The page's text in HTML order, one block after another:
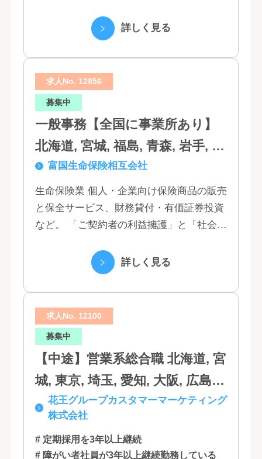
詳しく見る
求人No. 12856
募集中
一般事務【全国に事業所あり】
北海道, 宮城, 福島, 青森, 岩手, 秋
田, 山形, 東京, 神奈川, 千葉, 埼
玉, 茨城, 栃木, 群馬, 新潟, 石川,
富山, 福井, 長野, 山梨, 愛知, 静
岡, 三重, 岐阜, 大阪, 京都, 兵庫,
滋賀, 奈良, 和歌山, 広島, 岡山, 山
口, 鳥取, 島根, 香川, 愛媛, 徳島,
高知, 福岡, 長崎, 熊本, 鹿児島, 大
分, 宮崎, 佐賀, 沖縄
富国生命保険相互会社
生命保険業 個人・企業向け保険商品の販売
と保全サービス、財務貸付・有価証券投資
など。 「ご契約者の利益擁護」と「社会へ
づく「お客さま基点」をスローガンに掲
詳しく見る
求人No. 12100
募集中
【中途】営業系総合職 北海道, 宮
城, 東京, 埼玉, 愛知, 大阪, 広島,
福岡花王グループカスタマーマーケティング
株式会社
# 定期採用を3年以上継続
# 障がい者社員が3年以上継続勤務している